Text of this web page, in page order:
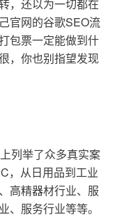
，还以为一切都在
官网的谷歌SEO流
包票一定能做到什
，你也别指望发现
列举了众多真实案
，从日用品到工业
高精器材行业、服
、服务行业等等。